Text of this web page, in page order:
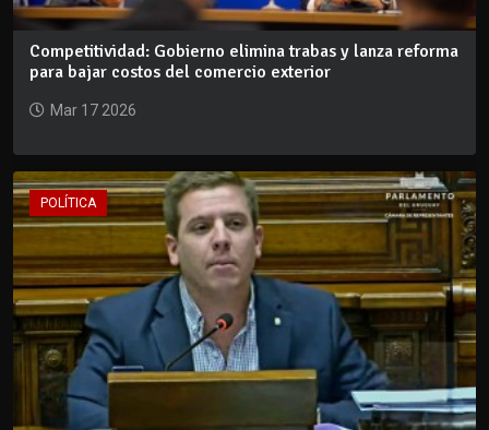
Competitividad: Gobierno elimina trabas y lanza reforma
para bajar costos del comercio exterior
Mar 17 2026
POLÍTICA